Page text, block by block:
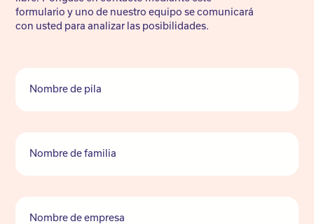
formulario y uno de nuestro equipo se comunicará
con usted para analizar las posibilidades.
Nombre de pila
Nombre de familia
Nombre de empresa